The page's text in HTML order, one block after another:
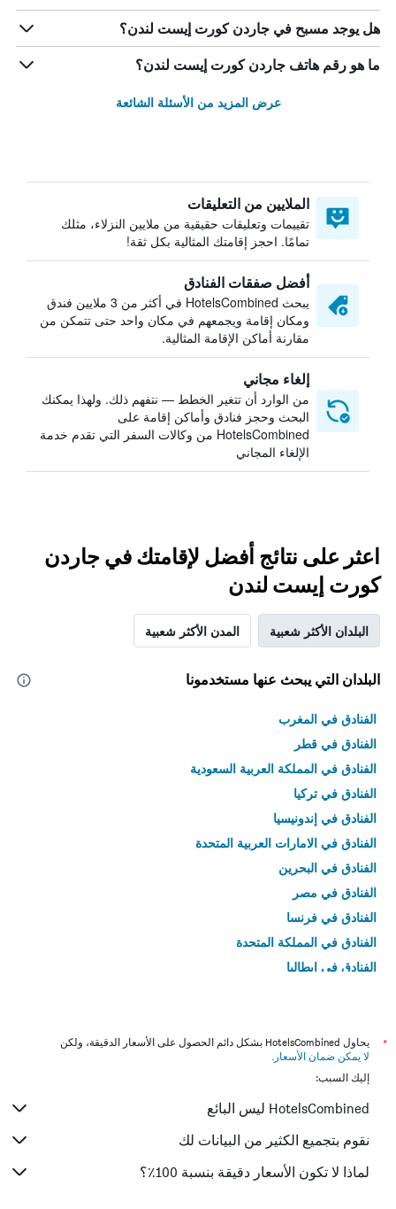
هل يوجد مسبح في جاردن كورت إيست لندن؟
ما هو رقم هاتف جاردن كورت إيست لندن؟
عرض المزيد من الأسئلة الشائعة
الملايين من التعليقات
تقييمات وتعليقات حقيقية من ملايين النزلاء، مثلك
تمامًا. احجز إقامتك المثالية بكل ثقة!
أفضل صفقات الفنادق
يبحث HotelsCombined في أكثر من 3 ملايين فندق
ومكان إقامة ويجمعهم في مكان واحد حتى تتمكن من
مقارنة أماكن الإقامة المثالية.
إلغاء مجاني
من الوارد أن تتغير الخطط — نتفهم ذلك. ولهذا يمكنك
البحث وحجز فنادق وأماكن إقامة على
HotelsCombined من وكالات السفر التي تقدم خدمة
الإلغاء المجاني
اعثر على نتائج أفضل لإقامتك في جاردن
كورت إيست لندن
البلدان الأكثر شعبية المدن الأكثر شعبية
البلدان التي يبحث عنها مستخدمونا
الفنادق في المغرب
الفنادق في قطر
الفنادق في المملكة العربية السعودية
الفنادق في تركيا
الفنادق في إندونيسيا
الفنادق في الامارات العربية المتحدة
الفنادق في البحرين
الفنادق في مصر
الفنادق في فرنسا
الفنادق في المملكة المتحدة
الفنادق في إيطاليا
*
يحاول HotelsCombined بشكل دائم الحصول على الأسعار الدقيقة، ولكن
لا يمكن ضمان الأسعار .
إليك السبب:
HotelsCombined ليس البائع
نقوم بتجميع الكثير من البيانات لك
لماذا لا تكون الأسعار دقيقة بنسبة 100٪؟